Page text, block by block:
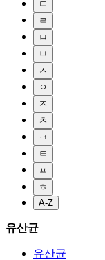
ㄷ
ㄹ
ㅁ
ㅂ
ㅅ
ㅇ
ㅈ
ㅊ
ㅋ
ㅌ
ㅍ
ㅎ
A-Z
유산균
유산균